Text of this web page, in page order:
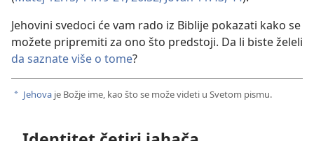
Jehovini svedoci će vam rado iz Biblije pokazati kako se
možete pripremiti za ono što predstoji. Da li biste želeli
da saznate više o tome?
a Jehova je Božje ime, kao što se može videti u Svetom pismu.